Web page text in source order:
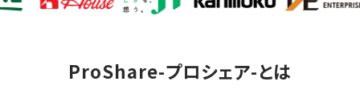
ProShare-プロシェア-とは